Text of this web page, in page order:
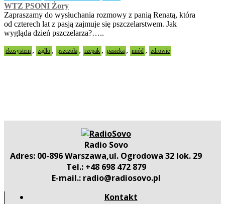
WTZ PSONI Żory
Zapraszamy do wysłuchania rozmowy z panią Renatą, która
od czterech lat z pasją zajmuje się pszczelarstwem. Jak
wygląda dzień pszczelarza?…..
ekosystem , żądło , pszczoła , rzepak , pasieka , miód , zdrowie
Radio Sovo
Adres: 00-896 Warszawa,ul. Ogrodowa 32 lok. 29
Tel.: +48 698 472 879
E-mail.: radio@radiosovo.pl
Kontakt